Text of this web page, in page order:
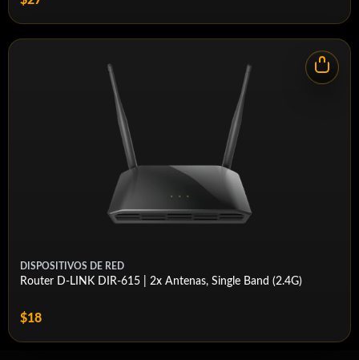
DISPOSITIVOS DE RED
Router D-LINK DIR-615 | 2x Antenas, Single Band (2.4G)
$18